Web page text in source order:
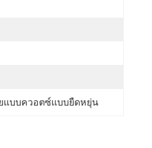
แบบควอตซ์แบบยืดหยุ่น